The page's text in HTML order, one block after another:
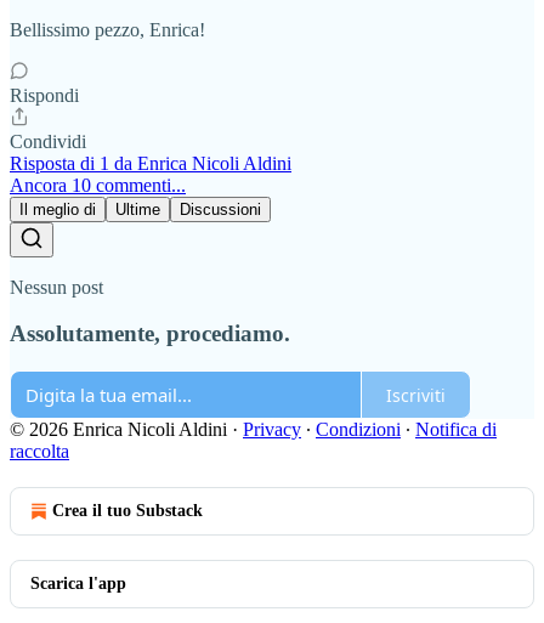
Bellissimo pezzo, Enrica!
Rispondi
Condividi
Risposta di 1 da Enrica Nicoli Aldini
Ancora 10 commenti...
Il meglio di Ultime Discussioni
Nessun post
Assolutamente, procediamo.
Iscriviti
© 2026 Enrica Nicoli Aldini · Privacy ∙ Condizioni ∙ Notifica di
raccolta
Crea il tuo Substack
Scarica l'app